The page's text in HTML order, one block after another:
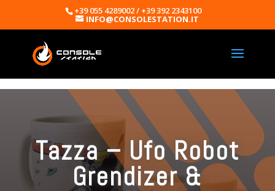
+39 055 4289002 / +39 392 2343100
INFO@CONSOLESTATION.IT
Tazza – Ufo Robot
Grendizer &